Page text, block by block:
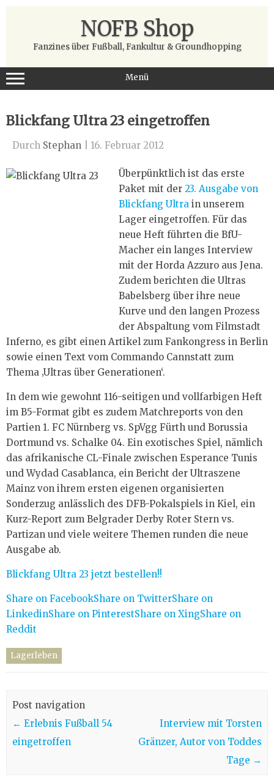
NOFB Shop
Fanzines über Fußball, Fankultur & Groundhopping
Menü
Blickfang Ultra 23 eingetroffen
Durch Stephan 16. Februar 2012
Überpünktlich ist das erste
Paket mit der 23. Ausgabe von
Blickfang Ultra in unserem
Lager eingetroffen. Für das
neue Heft führten die BfU-
Macher ein langes Interview
mit der Horda Azzuro aus Jena.
Zudem berichten die Ultras
Babelsberg über ihre neue
Kurve und den langen Prozess
der Abspaltung vom Filmstadt
Inferno, es gibt einen Artikel zum Fankongress in Berlin
sowie einen Text vom Commando Cannstatt zum
Thema ‚Ultras über Generationen‘.
In dem wie gewohnt 116-seitigen und vollfarbigen Heft
im B5-Format gibt es zudem Matchreports von den
Partien 1. FC Nürnberg vs. SpVgg Fürth und Borussia
Dortmund vs. Schalke 04. Ein exotisches Spiel, nämlich
das afrikanische CL-Finale zwischen Esperance Tunis
und Wydad Casablanca, ein Bericht der Ultraszene
Mainz von ihrem ersten eigenen organisierten
Sonderzug anlässlich des DFB-Pokalspiels in Kiel, ein
Kurz-Report zum Belgrader Derby Roter Stern vs.
Partizan und viele weitere Themen runden die neue
Ausgabe ab.
Blickfang Ultra 23 jetzt bestellen!!
Share on FacebookShare on TwitterShare on
LinkedinShare on PinterestShare on XingShare on
Reddit
Lagerleben
Post navigation
← Erlebnis Fußball 54
eingetroffen
Interview mit Torsten
Gränzer, Autor von Toddes
Tage →